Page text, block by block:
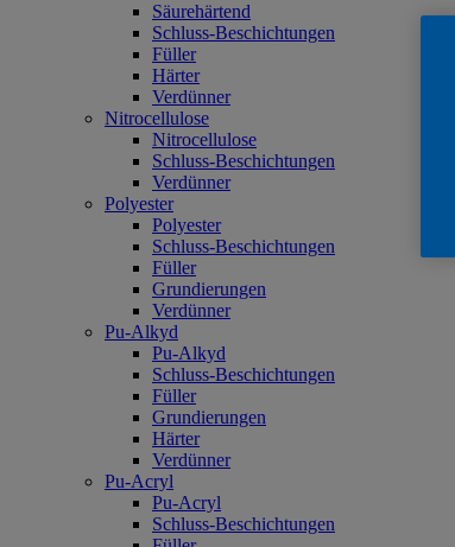
Säurehärtend
Schluss-Beschichtungen
Füller
Härter
Verdünner
Nitrocellulose
Nitrocellulose
Schluss-Beschichtungen
Verdünner
Polyester
Polyester
Schluss-Beschichtungen
Füller
Grundierungen
Verdünner
Pu-Alkyd
Pu-Alkyd
Schluss-Beschichtungen
Füller
Grundierungen
Härter
Verdünner
Pu-Acryl
Pu-Acryl
Schluss-Beschichtungen